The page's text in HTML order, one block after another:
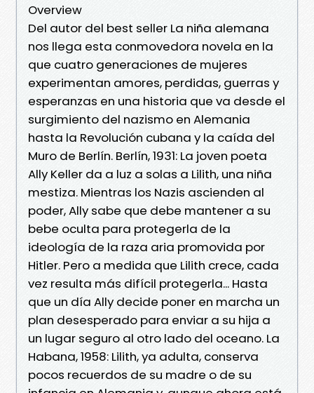
Overview
Del autor del best seller La niña alemana
nos llega esta conmovedora novela en la
que cuatro generaciones de mujeres
experimentan amores, perdidas, guerras y
esperanzas en una historia que va desde el
surgimiento del nazismo en Alemania
hasta la Revolución cubana y la caída del
Muro de Berlín. Berlín, 1931: La joven poeta
Ally Keller da a luz a solas a Lilith, una niña
mestiza. Mientras los Nazis ascienden al
poder, Ally sabe que debe mantener a su
bebe oculta para protegerla de la
ideología de la raza aria promovida por
Hitler. Pero a medida que Lilith crece, cada
vez resulta más difícil protegerla... Hasta
que un día Ally decide poner en marcha un
plan desesperado para enviar a su hija a
un lugar seguro al otro lado del oceano. La
Habana, 1958: Lilith, ya adulta, conserva
pocos recuerdos de su madre o de su